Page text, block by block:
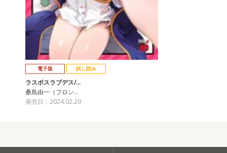
電子版 試し読み
ラスボスラブデス/…
桑島由一（フロン…
発売日：2024.02.20